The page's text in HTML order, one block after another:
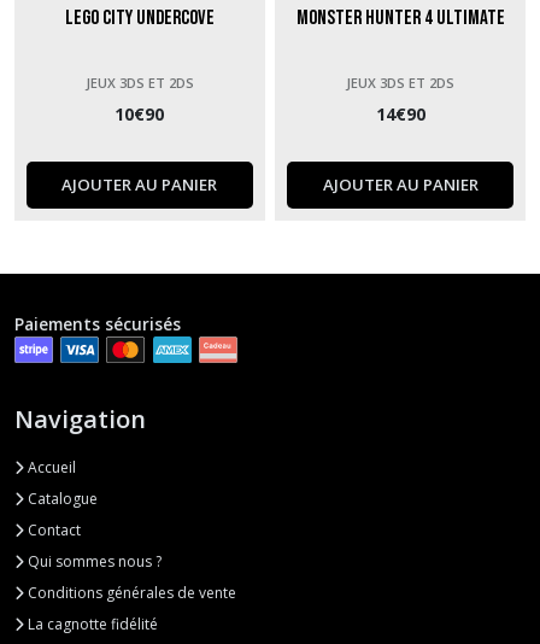
LEGO City Undercove
JEUX 3DS ET 2DS
10€90
AJOUTER AU PANIER
Monster Hunter 4 Ultimate
JEUX 3DS ET 2DS
14€90
AJOUTER AU PANIER
Paiements sécurisés
Navigation
Accueil
Catalogue
Contact
Qui sommes nous ?
Conditions générales de vente
La cagnotte fidélité